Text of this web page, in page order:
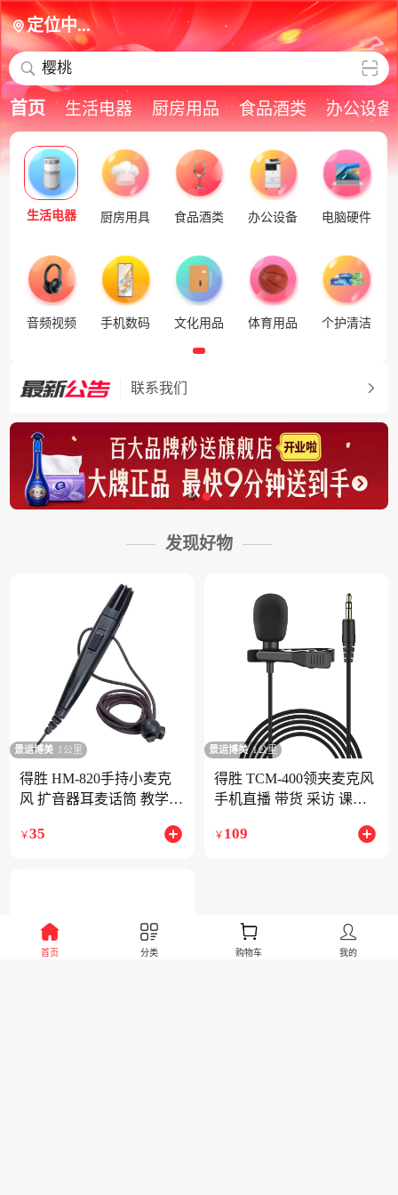
定位中...
樱桃
首页 生活电器 厨房用品 食品酒类 办公设备
生活电器 厨房用具 食品酒类 办公设备 电脑硬件
音频视频 手机数码 文化用品 体育用品 个护清洁
联系我们
发现好物
景运博美 1公里
得胜 HM-820手持小麦克
风 扩音器耳麦话筒 教学教
小蜜蜂通用
￥35
景运博美 1公里
得胜 TCM-400领夹麦克风
手机直播 带货 采访 课件
黑色
￥ 109
首页 分类 购物车 我的